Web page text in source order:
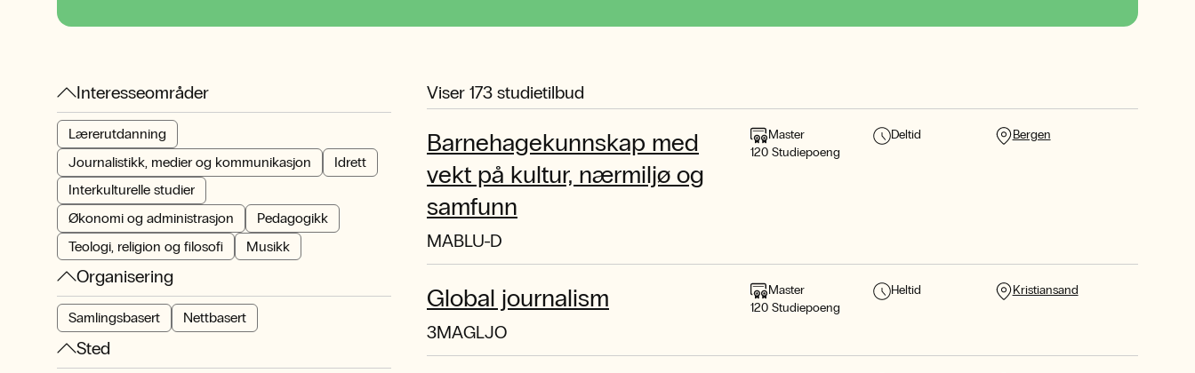
Interesseområder
Lærerutdanning
Journalistikk, medier og kommunikasjon
Idrett
Interkulturelle studier
Økonomi og administrasjon
Pedagogikk
Teologi, religion og filosofi
Musikk
Organisering
Samlingsbasert Nettbasert
Sted
Viser 173 studietilbud
Barnehagekunnskap med
vekt på kultur, nærmiljø og
samfunn
MABLU-D
Master
120 Studiepoeng
Deltid Bergen
Global journalism
3MAGLJO
Master
120 Studiepoeng
Heltid Kristiansand